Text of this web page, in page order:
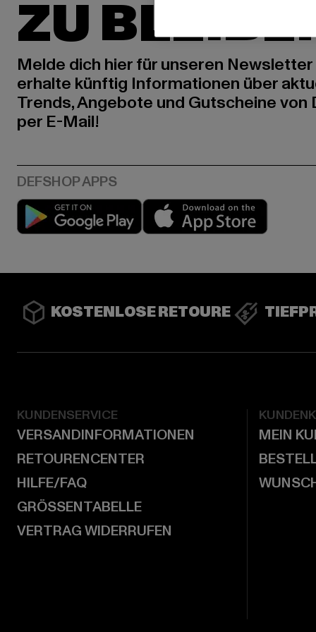
ZU
Melde dich hier für unseren Newsletter
erhalte künftig Informationen über
Trends, Angebote und Gutscheine von
per E-Mail!
Play market
KOSTENLOSE RETOURE
KUNDENSERVICE
VERSANDINFORMATIONEN
RETOURENCENTER
HILFE/FAQ
GRÖSSENTABELLE
VERTRAG WIDERRUFEN
MEIN